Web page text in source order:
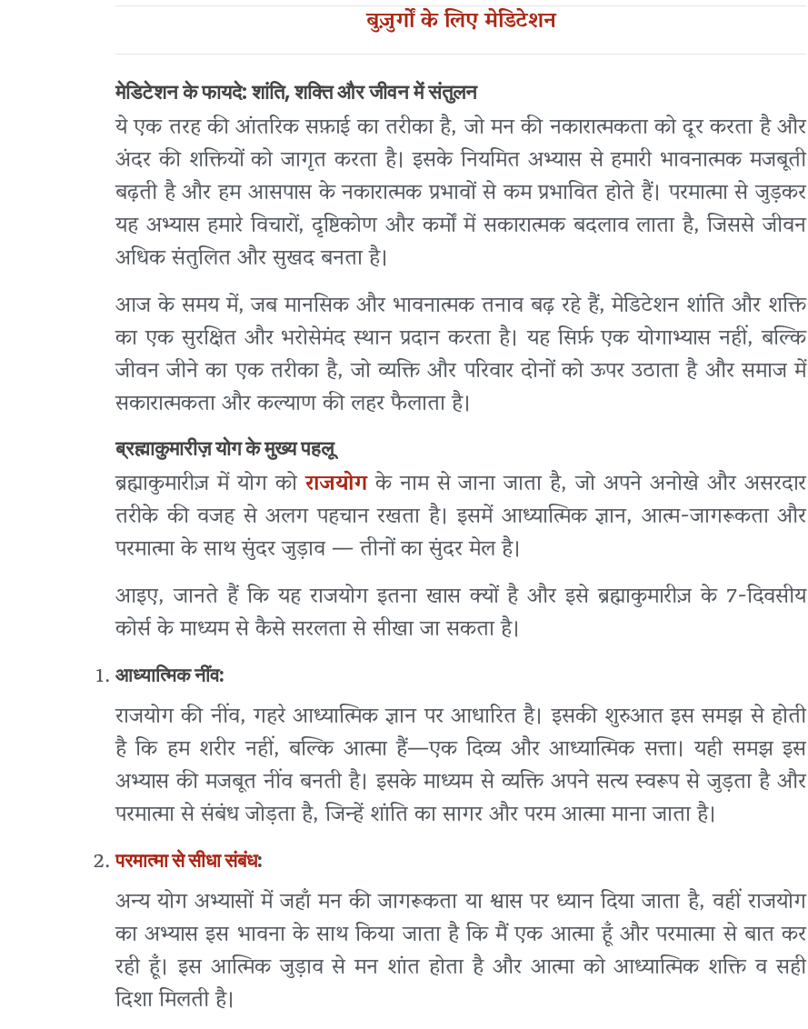
बुज़ुर्गों के लिए मेडिटेशन
मेडिटेशन के फायदे: शांति, शक्ति और जीवन में संतुलन
ये एक तरह की आंतरिक सफ़ाई का तरीका है, जो मन की नकारात्मकता को दूर करता है और
अंदर की शक्तियों को जागृत करता है। इसके नियमित अभ्यास से हमारी भावनात्मक मजबूती
बढ़ती है और हम आसपास के नकारात्मक प्रभावों से कम प्रभावित होते हैं। परमात्मा से जुड़कर
यह अभ्यास हमारे विचारों, दृष्टिकोण और कर्मों में सकारात्मक बदलाव लाता है, जिससे जीवन
अधिक संतुलित और सुखद बनता है।
आज के समय में, जब मानसिक और भावनात्मक तनाव बढ़ रहे हैं, मेडिटेशन शांति और शक्ति
का एक सुरक्षित और भरोसेमंद स्थान प्रदान करता है। यह सिर्फ़ एक योगाभ्यास नहीं, बल्कि
जीवन जीने का एक तरीका है, जो व्यक्ति और परिवार दोनों को ऊपर उठाता है और समाज में
सकारात्मकता और कल्याण की लहर फैलाता है।
ब्रह्माकुमारीज़ योग के मुख्य पहलू
ब्रह्माकुमारीज़ में योग कोराजयोगके नाम से जाना जाता है, जो अपने अनोखे और असरदार
तरीके की वजह से अलग पहचान रखता है। इसमें आध्यात्मिक ज्ञान, आत्म-जागरूकता और
परमात्मा के साथ सुंदर जुड़ाव — तीनों का सुंदर मेल है।
आइए, जानते हैं कि यह राजयोग इतना खास क्यों है और इसे ब्रह्माकुमारीज़ के 7-दिवसीय
कोर्स के माध्यम से कैसे सरलता से सीखा जा सकता है।
आध्यात्मिक नींव:
राजयोग की नींव, गहरे आध्यात्मिक ज्ञान पर आधारित है। इसकी शुरुआत इस समझ से होती
है कि हम शरीर नहीं, बल्कि आत्मा हैं—एक दिव्य और आध्यात्मिक सत्ता। यही समझ इस
अभ्यास की मजबूत नींव बनती है। इसके माध्यम से व्यक्ति अपने सत्य स्वरूप से जुड़ता है और
परमात्मा से संबंध जोड़ता है, जिन्हें शांति का सागर और परम आत्मा माना जाता है।
परमात्मा से सीधा संबंध:
अन्य योग अभ्यासों में जहाँ मन की जागरूकता या श्वास पर ध्यान दिया जाता है, वहीं राजयोग
का अभ्यास इस भावना के साथ किया जाता है कि मैं एक आत्मा हूँ और परमात्मा से बात कर
रही हूँ। इस आत्मिक जुड़ाव से मन शांत होता है और आत्मा को आध्यात्मिक शक्ति व सही
दिशा मिलती है।